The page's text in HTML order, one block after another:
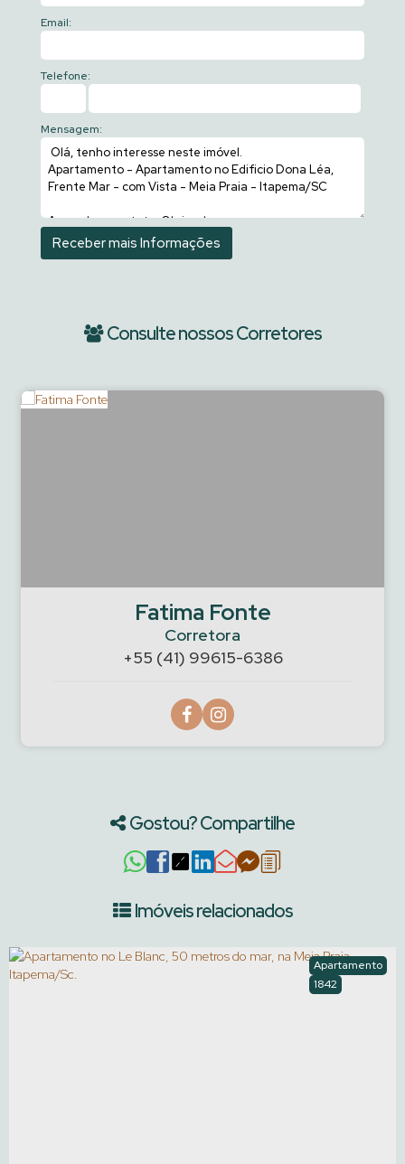
Email:
Telefone:
Mensagem:
Consulte nossos Corretores
Fatima Fonte
+55 (41) 99615-6386
Corretora
Gostou? Compartilhe
Imóveis relacionados
1842
Apartamento